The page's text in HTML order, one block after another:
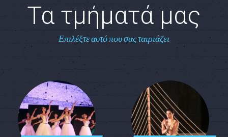
Τα τμήματά μας
Επιλέξτε αυτό που σας ταιριάζει